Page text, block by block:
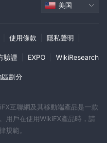
美国
使用條款 隱私聲明
驗證 EXPO WikiResearch
區劃分
互聯網及其移動端產品是一款
用戶在使用WikiFX產品時，請
規範。